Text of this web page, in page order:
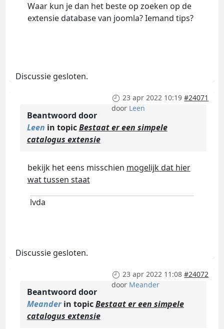
Waar kun je dan het beste op zoeken op de
extensie database van joomla? Iemand tips?
Discussie gesloten.
23 apr 2022 10:19 #24071
door Leen
Beantwoord door
Leen in topicBestaat er een simpele
catalogus extensie
bekijk het eens misschien mogelijk dat hier
wat tussen staat
lvda
Discussie gesloten.
23 apr 2022 11:08 #24072
door Meander
Beantwoord door
Meanderin topicBestaat er een simpele
catalogus extensie